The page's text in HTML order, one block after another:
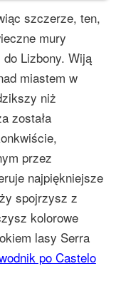
szczerze, ten,
mury
Lizbony. Wiją
miastem w
niż
została
przez
najpiękniejsze
spojrzysz z
kolorowe
lasy Serra
po Castelo